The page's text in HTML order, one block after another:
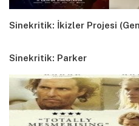
Sinekritik: İkizler Projesi
Sinekritik: Parker